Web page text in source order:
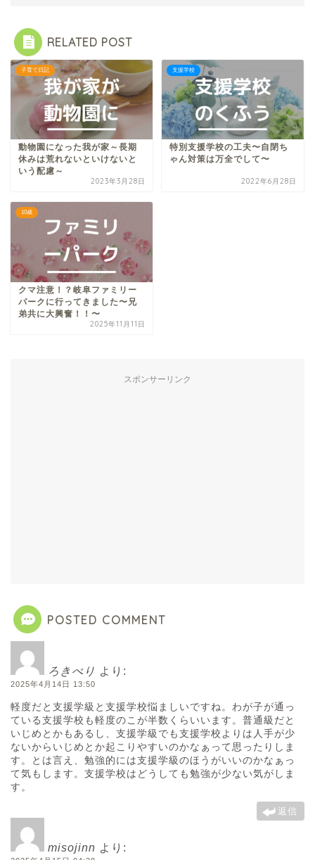
RELATED POST
子育て日記
動物園になった我が家～長期
休みは荒れないといけないと
いう配慮～
2023年3月28日
支援学校
特別支援学校の工夫〜自閉ち
ゃん対策は万全でして〜
2022年6月28日
10歳
クマ注意！？岐阜ファミリー
パークに行ってきました〜兄
弟共に大興奮！！〜
2025年11月11日
スポンサーリンク
POSTED COMMENT
ろきべり より:
2025年4月14日 13:50
軽度だと支援学級と支援学校悩ましいですね。わが子が通っ
ている支援学校も軽度のこが半数くらいいます。普通級だと
いじめとかもあるし、支援学級でも支援学校よりは人手が少
ないからいじめとか起こりやすいのかなぁって思ったりしま
す。とは言え、勉強的には支援学級のほうがいいのかなぁっ
て気もします。支援学校はどうしても勉強が少ない気がしま
す。
返信
misojinn より: